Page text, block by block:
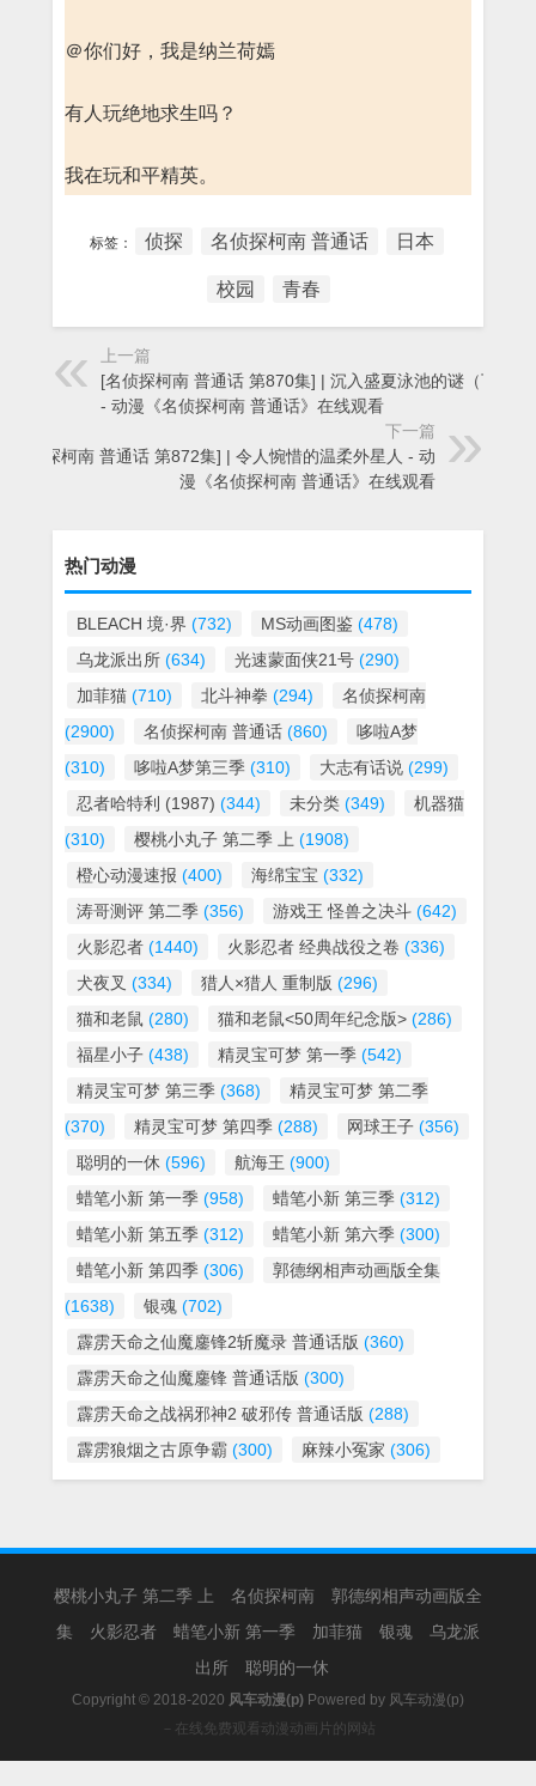
＠你们好，我是纳兰荷嫣
有人玩绝地求生吗？
我在玩和平精英。
标签： 侦探 名侦探柯南 普通话 日本
校园 青春
上一篇
[名侦探柯南 普通话 第870集] | 沉入盛夏泳池的谜（下集）
- 动漫《名侦探柯南 普通话》在线观看
下一篇
[名侦探柯南 普通话 第872集] | 令人惋惜的温柔外星人 - 动
漫《名侦探柯南 普通话》在线观看
热门动漫
BLEACH 境·界 (732) MS动画图鉴 (478)
乌龙派出所 (634) 光速蒙面侠21号 (290)
加菲猫 (710) 北斗神拳 (294)
名侦探柯南
(2900)
名侦探柯南 普通话 (860)
哆啦A梦
(310)
哆啦A梦第三季 (310) 大志有话说 (299)
忍者哈特利 (1987) (344) 未分类 (349)
机器猫
(310)
樱桃小丸子 第二季 上 (1908)
橙心动漫速报 (400) 海绵宝宝 (332)
涛哥测评 第二季 (356) 游戏王 怪兽之决斗 (642)
火影忍者 (1440) 火影忍者 经典战役之卷 (336)
犬夜叉 (334) 猎人×猎人 重制版 (296)
猫和老鼠 (280) 猫和老鼠<50周年纪念版> (286)
福星小子 (438) 精灵宝可梦 第一季 (542)
精灵宝可梦 第三季 (368)
精灵宝可梦 第二季
(370)
精灵宝可梦 第四季 (288) 网球王子 (356)
聪明的一休 (596) 航海王 (900)
蜡笔小新 第一季 (958) 蜡笔小新 第三季 (312)
蜡笔小新 第五季 (312) 蜡笔小新 第六季 (300)
蜡笔小新 第四季 (306)
郭德纲相声动画版全集
(1638)
银魂 (702)
霹雳天命之仙魔鏖锋2斩魔录 普通话版 (360)
霹雳天命之仙魔鏖锋 普通话版 (300)
霹雳天命之战祸邪神2 破邪传 普通话版 (288)
霹雳狼烟之古原争霸 (300) 麻辣小冤家 (306)
樱桃小丸子 第二季 上 名侦探柯南
郭德纲相声动画版全
集
火影忍者 蜡笔小新 第一季 加菲猫 银魂
乌龙派
出所
聪明的一休
Copyright © 2018-2020 风车动漫(p) Powered by 风车动漫(p)
－在线免费观看动漫动画片的网站